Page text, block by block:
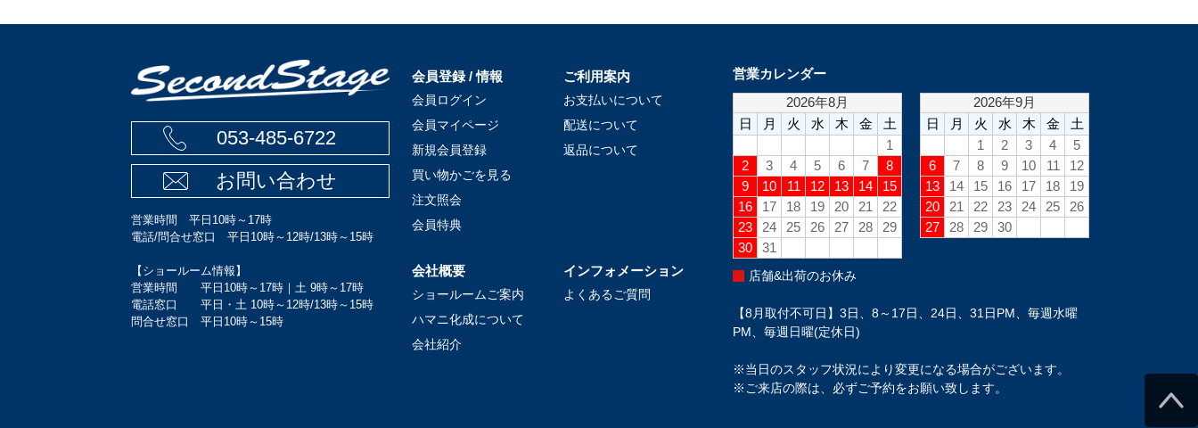
053-485-6722
お問い合わせ
営業時間 平日10時～17時
電話/問合せ窓口 平日10時～12時/13時～15時
【ショールーム情報】
営業時間 平日10時～17時｜土 9時～17時
電話窓口 平日・土 10時～12時/13時～15時
問合せ窓口 平日10時～15時
会員登録 / 情報
会員ログイン
会員マイページ
新規会員登録
買い物かごを見る
注文照会
会員特典
ご利用案内
お支払いについて
配送について
返品について
会社概要
ショールームご案内
ハマニ化成について
会社紹介
インフォメーション
よくあるご質問
営業カレンダー
店舗&出荷のお休み
【8月取付不可日】3日、8～17日、24日、31日PM、毎週水曜
PM、毎週日曜(定休日)
※当日のスタッフ状況により変更になる場合がございます。
※ご来店の際は、必ずご予約をお願い致します。